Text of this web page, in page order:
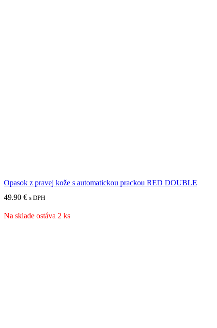
Opasok z pravej kože s automatickou prackou RED DOUBLE
49.90 € s DPH
Na sklade ostáva 2 ks